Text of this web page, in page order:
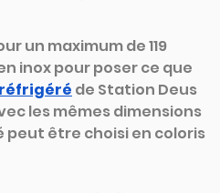
un maximum de 119
inox pour poser ce que
de Station Deus
les mêmes dimensions
être choisi en coloris